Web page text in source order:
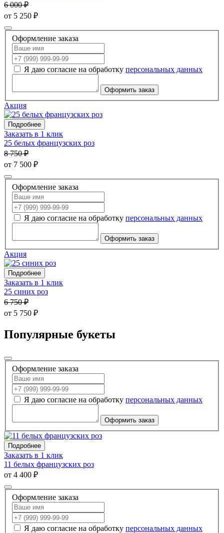
6 000 ₽
от 5 250 ₽
Оформление заказа
Я даю согласие на обработку персональных данных
Оформить заказ
Акция
Подробнее
Заказать в 1 клик
25 белых французских роз
8 750 ₽
от 7 500 ₽
Оформление заказа
Я даю согласие на обработку персональных данных
Оформить заказ
Акция
Подробнее
Заказать в 1 клик
25 синих роз
6 750 ₽
от 5 750 ₽
Популярные букеты
Оформление заказа
Я даю согласие на обработку персональных данных
Оформить заказ
Подробнее
Заказать в 1 клик
11 белых французских роз
от 4 400 ₽
Оформление заказа
Я даю согласие на обработку персональных данных